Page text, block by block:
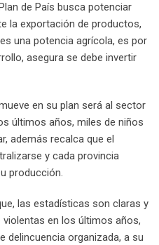
de País busca potenciar
la exportación de productos,
una potencia agrícola, es por
asegura se debe invertir
en su plan será al sector
últimos años, miles de niños
además recalca que el
y cada provincia
producción.
las estadísticas son claras y
en los últimos años,
delincuencia organizada, a su